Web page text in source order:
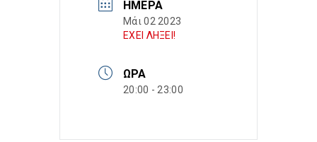
ΗΜΈΡΑ
Μάι 02 2023
ΕΧΕΙ ΛΗΞΕΙ!
ΏΡΑ
20:00 - 23:00